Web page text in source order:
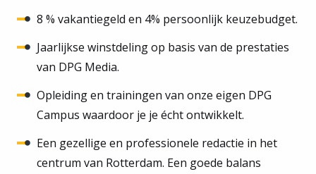
8 % vakantiegeld en 4% persoonlijk keuzebudget.
Jaarlijkse winstdeling op basis van de prestaties
van DPG Media.
Opleiding en trainingen van onze eigen DPG
Campus waardoor je je écht ontwikkelt.
Een gezellige en professionele redactie in het
centrum van Rotterdam. Een goede balans